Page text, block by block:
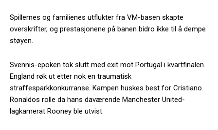
Spillernes og familienes utflukter fra VM-basen skapte
overskrifter, og prestasjonene på banen bidro ikke til å dempe
støyen.
Svennis-epoken tok slutt med exit mot Portugal i kvartfinalen.
England røk ut etter nok en traumatisk
straffesparkkonkurranse. Kampen huskes best for Cristiano
Ronaldos rolle da hans daværende Manchester United-
lagkamerat Rooney ble utvist.